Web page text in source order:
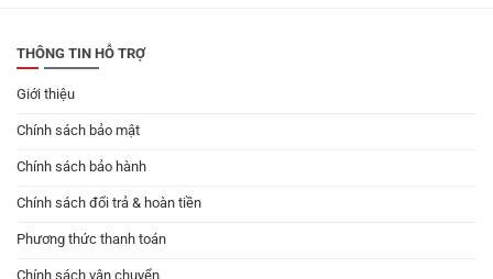
THÔNG TIN HỖ TRỢ
Giới thiệu
Chính sách bảo mật
Chính sách bảo hành
Chính sách đổi trả & hoàn tiền
Phương thức thanh toán
Chính sách vận chuyển